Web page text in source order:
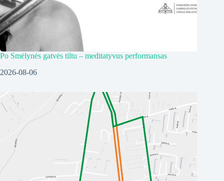
Po Smėlynės gatvės tiltu – meditatyvus performansas
2026-08-06